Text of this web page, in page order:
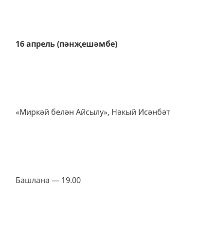
16 апрель (пәнҗешәмбе)
«Миркәй белән Айсылу», Нәкый Исәнбәт
Башлана — 19.00